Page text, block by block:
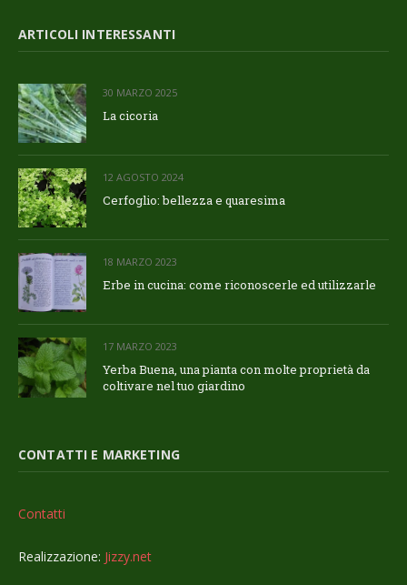
ARTICOLI INTERESSANTI
30 MARZO 2025
La cicoria
12 AGOSTO 2024
Cerfoglio: bellezza e quaresima
18 MARZO 2023
Erbe in cucina: come riconoscerle ed utilizzarle
17 MARZO 2023
Yerba Buena, una pianta con molte proprietà da
coltivare nel tuo giardino
CONTATTI E MARKETING
Contatti
Realizzazione: Jizzy.net